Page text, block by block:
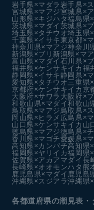
岩手県×マダラ 岩手県×
宮城県×マアジ宮城県×
山形県×キジハタ福島県
茨城県×マダイ 茨城県×
埼玉県×タチウオ埼玉県
千葉県×イサキ 東京都×
神奈川県×マアジ神奈川
新潟県×ブリ 新潟県×マ
富山県×マダイ 石川県×
福井県×ケンサキイカ 福
静岡県×イサキ 静岡県×
愛知県×タチウオ三重県
京都府×ケンサキイカ 京
大阪府×サワラ 大阪府×
和歌山県×マダイ和歌山
鳥取県×マアジ鳥取県×
岡山県×ヒラメ 広島県×
山口県×ケンサキイカ 山
徳島県×マアジ徳島県×
香川県×マゴチ愛媛県×
高知県×カンパチ高知県
福岡県×ヤリイカ福岡県
佐賀県×アカアマダイ 長
長崎県×オオモンハタ 熊
鹿児島県×マダイ 鹿児島
沖縄県×スジアラ沖縄県
各都道府県の潮見表